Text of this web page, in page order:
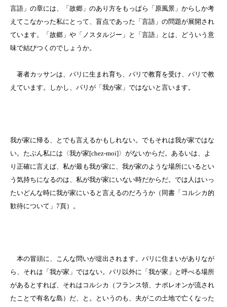
言語」の章には、「故郷」のあり方をもっぱら「原風景」からしか考
えてこなかった私にとって、盲点であった「言語」の問題が展開され
ています。「故郷」や「ノスタルジー」と「言語」とは、どういう意
味で結びつくのでしょうか。
著者カッサンは、パリに生まれ育ち、パリで教育を受け、パリで教
えています。しかし、パリが「我が家」ではないと言います。
我が家に帰る、とでも言えるかもしれない。でもそれは我が家ではな
い。たぶん私には〈我が家[chez-moi]〉がないからだ。あるいは、よ
り正確に言えば、私が最も我が家に、我が家のような場所にいるとい
う気持ちになるのは、私が我が家にいない時だからだ。では人はいっ
たいどんな時に我が家にいると言えるのだろうか（同書「コルシカ的
歓待について」7頁）。
本の冒頭に、こんな問いが堤出されます。パリに住まいがありなが
ら、それは「我が家」ではない。パリ以外に「我が家」と呼べる場所
があるとすれば、それはコルシカ（フランス領、ナポレオンが流され
たことで有名な島）だ、と。というのも、夫がこの土地で亡くなった